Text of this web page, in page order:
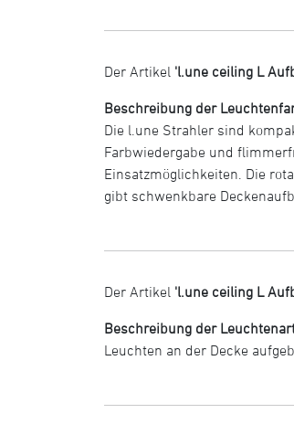
Der Artikel 'l.une ceiling L
Beschreibung der
Die l.une Strahler sind
Farbwiedergabe und
Einsatzmöglichkeiten. Die
gibt schwenkbare
Der Artikel 'l.une ceiling L
Beschreibung der
Leuchten an der Decke